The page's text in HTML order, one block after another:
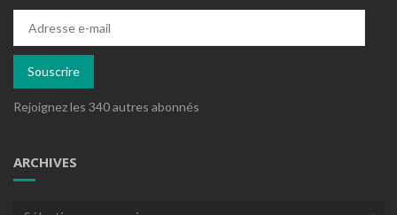
mail
Souscrire
Rejoignez les 340 autres abonnés
ARCHIVES
Archives